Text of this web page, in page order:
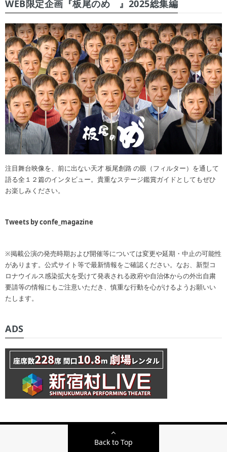
WEB限定企画『板尾のめ゙』2025総集編
注目舞台映像を、前に出ない天才 板尾創路 の眼（フィルター）を通して
語る全１２篇のインタビュー。貴重なステージ鑑賞ガイドとしてもぜひ
お楽しみください。
Tweets by confe_magazine
※掲載公演の発売時期および開催等については変更や延期・中止の可能性
があります。公式サイト等で最新情報をご確認ください。なお、新型コ
ロナウイルス感染拡大を受けて発表される政府や自治体からの外出自粛
要請等の情報にもご注意いただき、慎重な行動を心がけるようお願いい
たします。
ADS
Back to Top